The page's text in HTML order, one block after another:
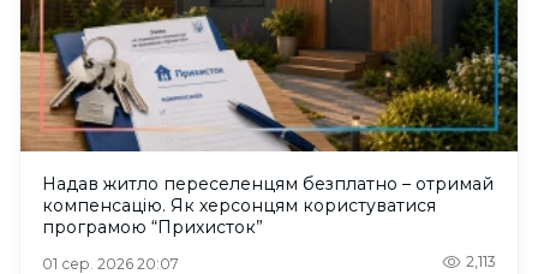
Надав житло переселенцям безплатно – отримай
компенсацію. Як херсонцям користуватися
програмою “Прихисток”
01 сер. 2026 20:07 2,113